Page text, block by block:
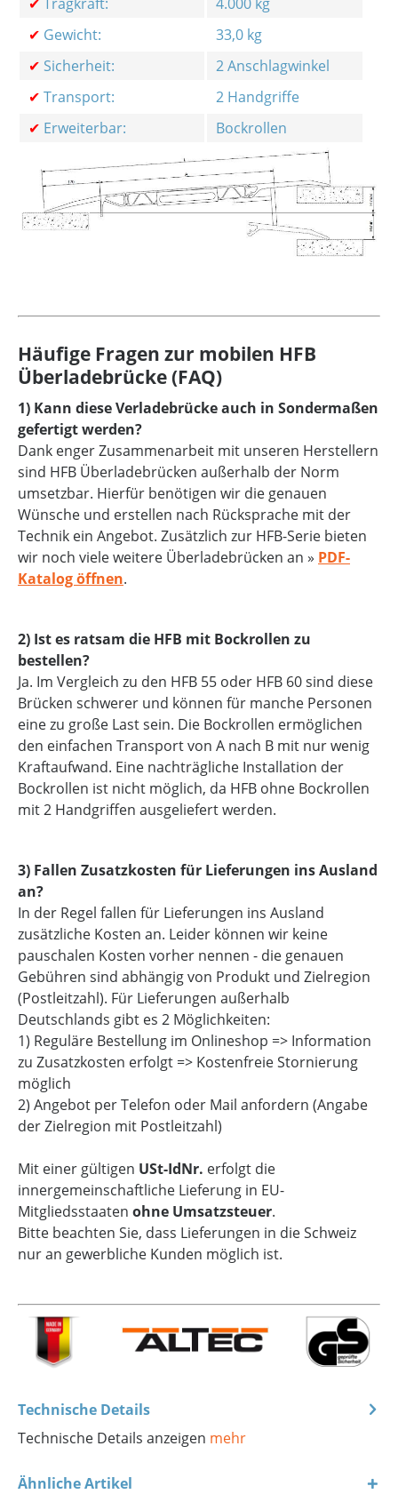
✔ Gewicht:
33,0 kg
✔ Sicherheit:
2 Anschlagwinkel
✔ Transport:
2 Handgriffe
✔ Erweiterbar: Bockrollen
Häufige Fragen zur mobilen HFB
Überladebrücke (FAQ)
1) Kann diese Verladebrücke auch in Sondermaßen
gefertigt werden?
Dank enger Zusammenarbeit mit unseren Herstellern
sind HFB Überladebrücken außerhalb der Norm
umsetzbar. Hierfür benötigen wir die genauen
Wünsche und erstellen nach Rücksprache mit der
Technik ein Angebot. Zusätzlich zur HFB-Serie bieten
wir noch viele weitere Überladebrücken an » PDF-
Katalog öffnen.
2) Ist es ratsam die HFB mit Bockrollen zu
bestellen?
Ja. Im Vergleich zu den HFB 55 oder HFB 60 sind diese
Brücken schwerer und können für manche Personen
eine zu große Last sein. Die Bockrollen ermöglichen
den einfachen Transport von A nach B mit nur wenig
Kraftaufwand. Eine nachträgliche Installation der
Bockrollen ist nicht möglich, da HFB ohne Bockrollen
mit 2 Handgriffen ausgeliefert werden.
3) Fallen Zusatzkosten für Lieferungen ins Ausland
an?
In der Regel fallen für Lieferungen ins Ausland
zusätzliche Kosten an. Leider können wir keine
pauschalen Kosten vorher nennen - die genauen
Gebühren sind abhängig von Produkt und Zielregion
(Postleitzahl). Für Lieferungen außerhalb
Deutschlands gibt es 2 Möglichkeiten:
1) Reguläre Bestellung im Onlineshop => Information
zu Zusatzkosten erfolgt => Kostenfreie Stornierung
möglich
2) Angebot per Telefon oder Mail anfordern (Angabe
der Zielregion mit Postleitzahl)
Mit einer gültigen USt-IdNr. erfolgt die
innergemeinschaftliche Lieferung in EU-
Mitgliedsstaaten ohne Umsatzsteuer.
Bitte beachten Sie, dass Lieferungen in die Schweiz
nur an gewerbliche Kunden möglich ist.
Technische Details
Technische Details anzeigen mehr
Ähnliche Artikel